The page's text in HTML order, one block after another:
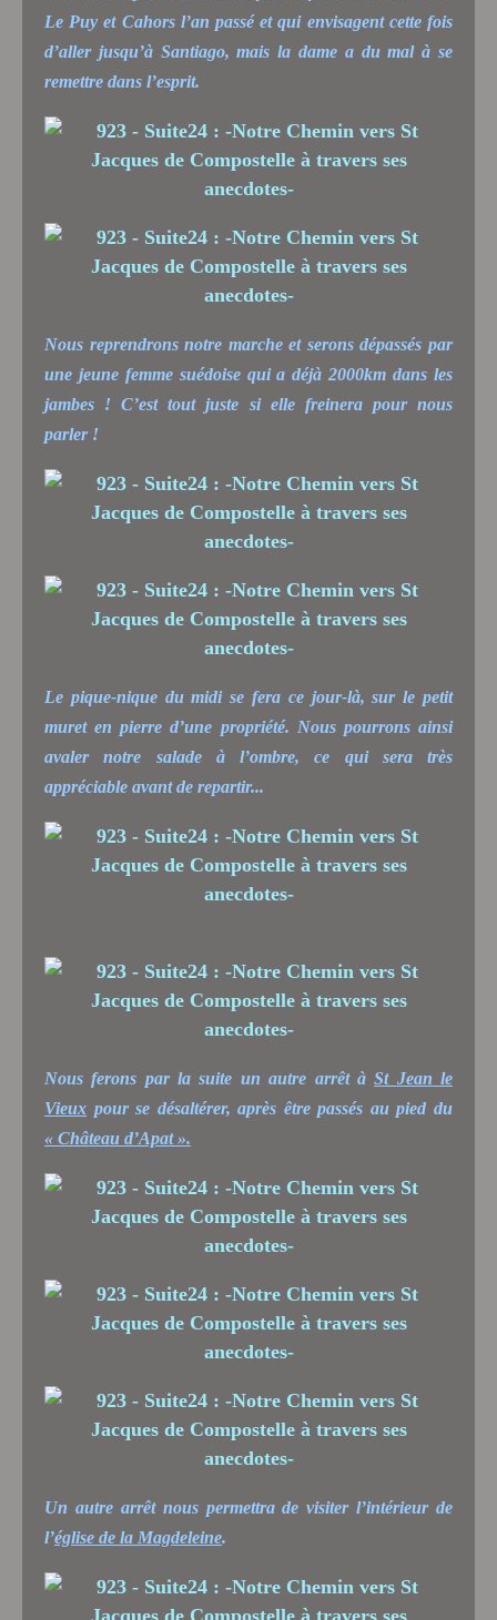
Le Puy et Cahors l’an passé et qui envisagent cette fois
d’aller jusqu’à Santiago, mais la dame a du mal à se
remettre dans l’esprit.
Nous reprendrons notre marche et serons dépassés par
une jeune femme suédoise qui a déjà 2000km dans les
jambes ! C’est tout juste si elle freinera pour nous
parler !
Le pique-nique du midi se fera ce jour-là, sur le petit
muret en pierre d’une propriété. Nous pourrons ainsi
avaler notre salade à l’ombre, ce qui sera très
appréciable avant de repartir...
Nous ferons par la suite un autre arrêt àSt Jean le
Vieux pour se désaltérer, après être passés au pied du
« Château d’Apat ».
Un autre arrêt nous permettra de visiter l’intérieur de
l’église de la Magdeleine.